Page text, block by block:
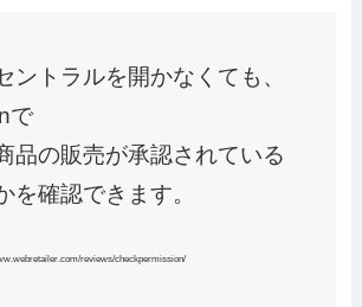
ントラルを開かなくても、
で
品の販売が承認されている
を確認できます。
reviews/checkpermission/